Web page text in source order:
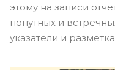
этому на записи
попутных и
указатели и